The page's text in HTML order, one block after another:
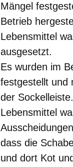
Mängel
Betrieb
Lebensmittel
ausgesetzt.
Es wurden im
festgestellt und
der
Lebensmittel
dass die
und dort Kot